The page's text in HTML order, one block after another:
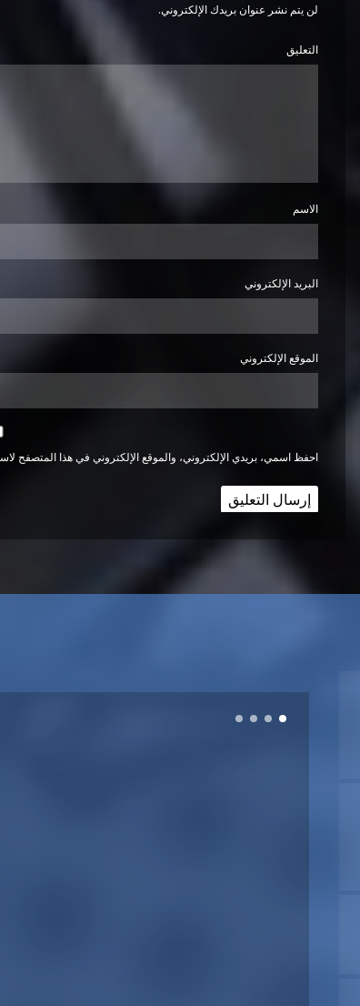
لن يتم نشر عنوان بريدك الإلكتروني.
التعليق
الاسم
البريد الإلكتروني
الموقع الإلكتروني
احفظ اسمي، بريدي الإلكتروني، والموقع الإلكتروني في هذا المتصفح